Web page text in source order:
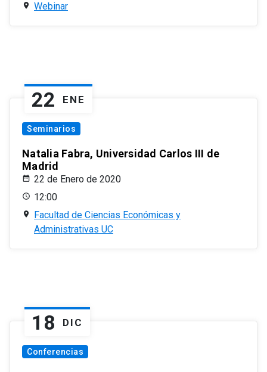
Webinar
22 ENE
Seminarios
Natalia Fabra, Universidad Carlos III de
Madrid
22 de Enero de 2020
12:00
Facultad de Ciencias Económicas y
Administrativas UC
18 DIC
Conferencias